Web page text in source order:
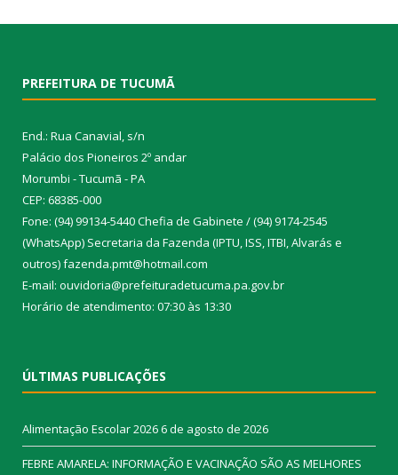
PREFEITURA DE TUCUMÃ
End.: Rua Canavial, s/n
Palácio dos Pioneiros 2º andar
Morumbi - Tucumã - PA
CEP: 68385-000
Fone: (94) 99134-5440 Chefia de Gabinete / (94) 9174-2545
(WhatsApp) Secretaria da Fazenda (IPTU, ISS, ITBI, Alvarás e
outros) fazenda.pmt@hotmail.com
E-mail: ouvidoria@prefeituradetucuma.pa.gov.br
Horário de atendimento: 07:30 às 13:30
ÚLTIMAS PUBLICAÇÕES
Alimentação Escolar 20266 de agosto de 2026
FEBRE AMARELA: INFORMAÇÃO E VACINAÇÃO SÃO AS MELHORES